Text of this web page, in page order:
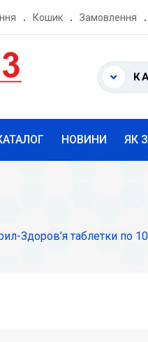
Кошик Замовлення
НОВИНИ ЯК
Здоров’я таблетки по